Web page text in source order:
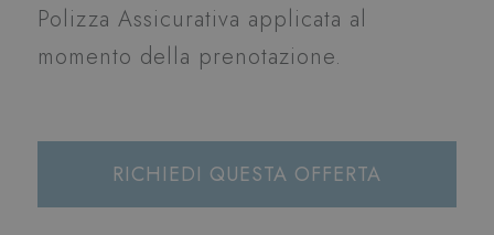
Polizza Assicurativa applicata al
momento della prenotazione.
RICHIEDI QUESTA OFFERTA